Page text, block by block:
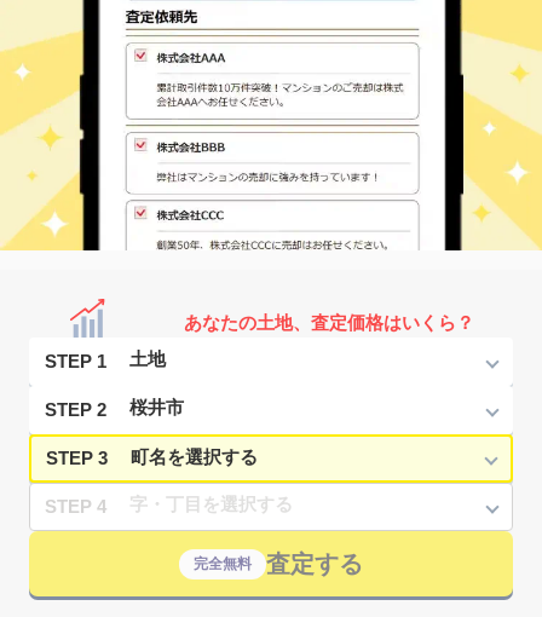
あなたの土地、査定価格はいくら？
STEP 1
STEP 2
STEP 3
STEP 4
完全無料 査定する